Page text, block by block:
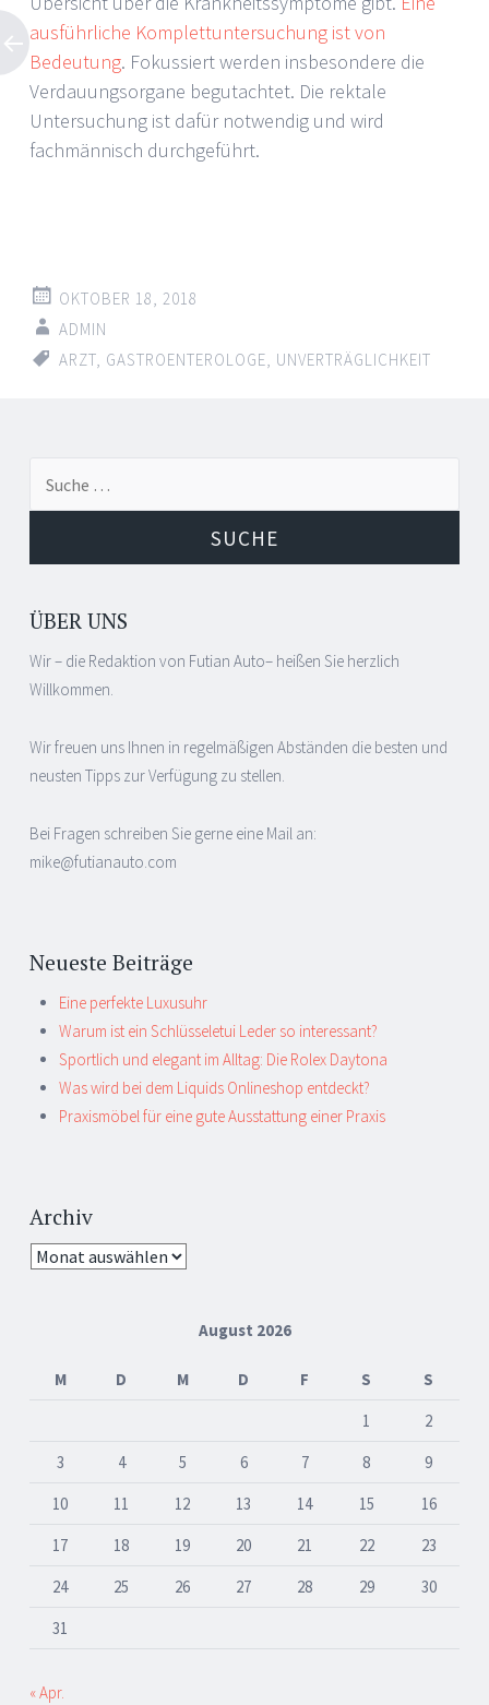
ausführliche Komplettuntersuchung ist von
Bedeutung. Fokussiert werden insbesondere die
Verdauungsorgane begutachtet. Die rektale
Untersuchung ist dafür notwendig und wird
fachmännisch durchgeführt.
OKTOBER 18, 2018
ADMIN
ARZT, GASTROENTEROLOGE, UNVERTRÄGLICHKEIT
Artikel-
Navigation
ÜBER UNS
Wir – die Redaktion von Futian Auto– heißen Sie herzlich
Willkommen.
Wir freuen uns Ihnen in regelmäßigen Abständen die besten und
neusten Tipps zur Verfügung zu stellen.
Bei Fragen schreiben Sie gerne eine Mail an:
mike@futianauto.com
Neueste Beiträge
Eine perfekte Luxusuhr
Warum ist ein Schlüsseletui Leder so interessant?
Sportlich und elegant im Alltag: Die Rolex Daytona
Was wird bei dem Liquids Onlineshop entdeckt?
Praxismöbel für eine gute Ausstattung einer Praxis
Archiv
Archiv
August 2026
M D M D F S
S
1
2
3
4 5 6 7 8
9
10
11 12 13 14 15
16
17
18 19 20 21 22
23
24
25 26 27 28 29
30
31
« Apr.